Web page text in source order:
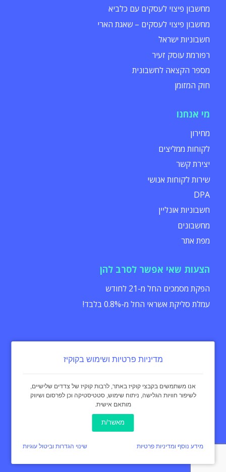
מחשבון פיצוי לעסקים עם כלביא
מחשבון פיצוי לעסקים – שאגת הארי
חשבוניות ישראל
רפורמת עוסק זעיר
מספר הקצאה לחשבונית
חוק המזומן
מי אנחנו
מחירון
לקוחות ממליצים
יצירת קשר
שירות לקוחות אנושי
DPA
חשבוניות אונליין
מחשבונים
מפת אתר
הצעות שאי אפשר לסרב להן
הפקת מסמכים החל מ-21 לחודש
עמלת סליקת אשראי החל מ-0.8% בלבד!
מדיניות פרטיות
באינטרנט Invoice4u
עיצוב:
curly black
מדיניות פרטיות ושימוש בקוקיז
אנו משתמשים בקבצי קוקיז באתר, לרבות קוקיז של צדדים שלישיים,
לשיפור חוויות הגלישה, ניתוח שימוש, סטטיסטיקה וכן לפרסום ושיווק
מותאם אישית.
מאשר/ת
מידע נוסף ומדיניות פרטיות שינוי הגדרות וביטול עוגיות